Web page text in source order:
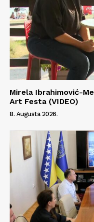
Mirela Ibrahimović-
Art Festa (VIDEO)
8. Augusta 2026.